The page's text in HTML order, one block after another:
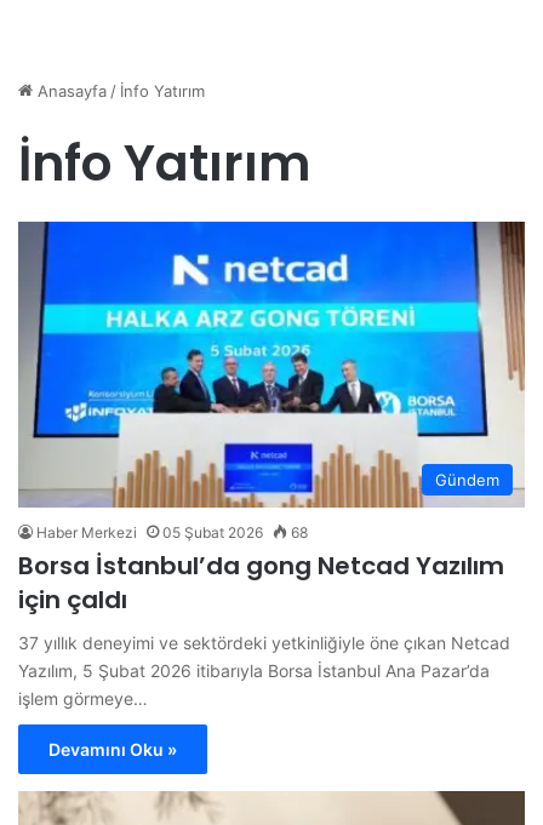
Anasayfa/ İnfo Yatırım
İnfo Yatırım
Gündem
Haber Merkezi 05 Şubat 2026 68
Borsa İstanbul’da gong Netcad Yazılım
için çaldı
37 yıllık deneyimi ve sektördeki yetkinliğiyle öne çıkan Netcad
Yazılım, 5 Şubat 2026 itibarıyla Borsa İstanbul Ana Pazar’da
işlem görmeye…
Devamını Oku »